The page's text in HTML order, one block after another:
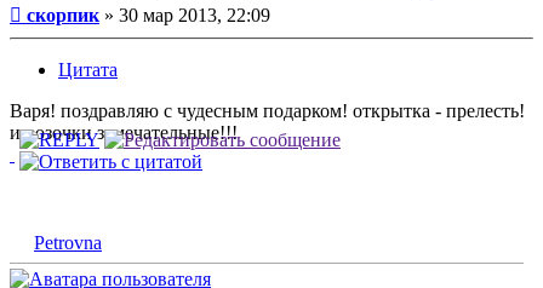
Сообщение
скорпик » 30 мар 2013, 22:09
Цитата
Варя! поздравляю с чудесным подарком! открытка - прелесть!
и розочки замечательные!!!
Petrovna